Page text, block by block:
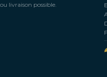
livraison possible.